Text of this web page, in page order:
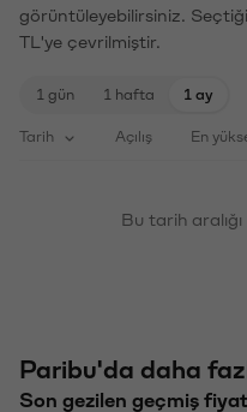
görüntüleyebilirsiniz.
TL'ye çevrilmiştir.
1 gün 1 hafta 1 ay
Tarih Açılış En
Bu tarih
Paribu'da daha
Son gezilen geçmiş